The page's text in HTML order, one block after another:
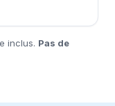
inclus. Pas de